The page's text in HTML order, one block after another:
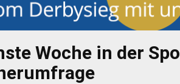
Woche in der